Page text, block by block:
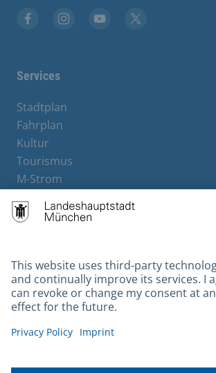
Services
Stadtplan
Fahrplan
Kultur
Tourismus
M-Strom
Hotels
Contact
Barrierefreiheit
Leichte Sprache
Gebärdensprache
Kontakt